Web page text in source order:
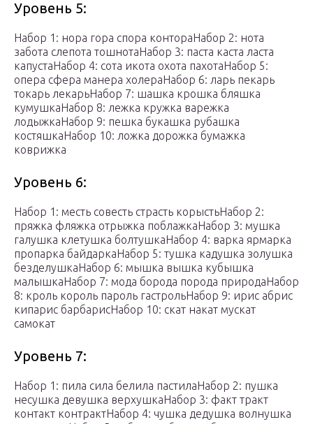
Уровень 5:
Набор 1: нора гора спора контораНабор 2: нота
забота слепота тошнотаНабор 3: паста каста ласта
капустаНабор 4: сота икота охота пахотаНабор 5:
опера сфера манера холераНабор 6: ларь пекарь
токарь лекарьНабор 7: шашка крошка бляшка
кумушкаНабор 8: лежка кружка варежка
лодыжкаНабор 9: пешка букашка рубашка
костяшкаНабор 10: ложка дорожка бумажка
коврижка
Уровень 6:
Набор 1: месть совесть страсть корыстьНабор 2:
пряжка фляжка отрыжка поблажкаНабор 3: мушка
галушка клетушка болтушкаНабор 4: варка ярмарка
пропарка байдаркаНабор 5: тушка кадушка золушка
безделушкаНабор 6: мышка вышка кубышка
малышкаНабор 7: мода борода порода природаНабор
8: кроль король пароль гастрольНабор 9: ирис абрис
кипарис барбарисНабор 10: скат накат мускат
самокат
Уровень 7:
Набор 1: пила сила белила пастилаНабор 2: пушка
несушка девушка верхушкаНабор 3: факт тракт
контакт контрактНабор 4: чушка дедушка волнушка